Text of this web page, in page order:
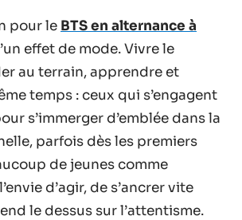
pour le BTS en alternance à
effet de mode. Vivre le
au terrain, apprendre et
temps : ceux qui s’engagent
s’immerger d’emblée dans la
parfois dès les premiers
de jeunes comme
d’agir, de s’ancrer vite
le dessus sur l’attentisme.